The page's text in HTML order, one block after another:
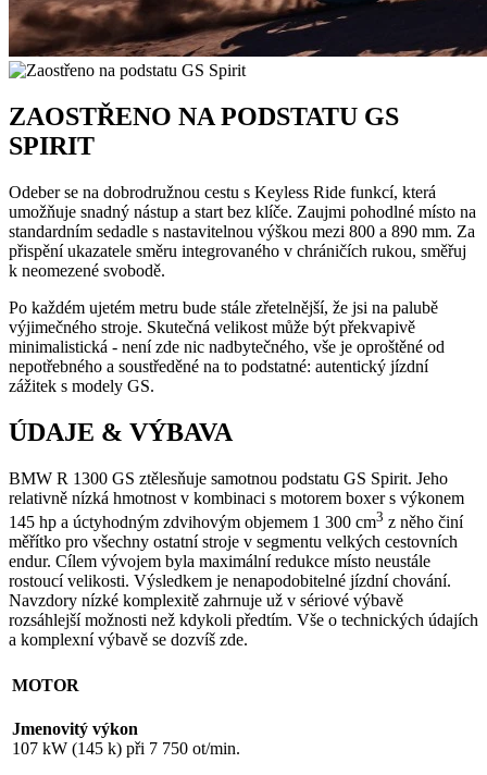
ZAOSTŘENO NA PODSTATU GS
SPIRIT
Odeber se na dobrodružnou cestu s Keyless Ride funkcí, která
umožňuje snadný nástup a start bez klíče. Zaujmi pohodlné místo na
standardním sedadle s nastavitelnou výškou mezi 800 a 890 mm. Za
přispění ukazatele směru integrovaného v chráničích rukou, směřuj
k neomezené svobodě.
Po každém ujetém metru bude stále zřetelnější, že jsi na palubě
výjimečného stroje. Skutečná velikost může být překvapivě
minimalistická - není zde nic nadbytečného, vše je oproštěné od
nepotřebného a soustředěné na to podstatné: autentický jízdní
zážitek s modely GS.
ÚDAJE & VÝBAVA
BMW R 1300 GS ztělesňuje samotnou podstatu GS Spirit. Jeho
relativně nízká hmotnost v kombinaci s motorem boxer s výkonem
145 hp a úctyhodným zdvihovým objemem 1 300 cm3 z něho činí
měřítko pro všechny ostatní stroje v segmentu velkých cestovních
endur. Cílem vývojem byla maximální redukce místo neustále
rostoucí velikosti. Výsledkem je nenapodobitelné jízdní chování.
Navzdory nízké komplexitě zahrnuje už v sériové výbavě
rozsáhlejší možnosti než kdykoli předtím. Vše o technických údajích
a komplexní výbavě se dozvíš zde.
MOTOR
Jmenovitý výkon
107 kW (145 k) při 7 750 ot/min.